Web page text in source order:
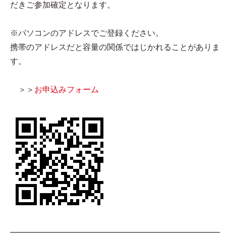
だきご参加確定となります。
※パソコンのアドレスでご登録ください。
携帯のアドレスだと容量の関係ではじかれることがありま
す。
＞＞ お申込みフォーム
━━━━━━━━━━━━━━━━━━━━━━━━━━